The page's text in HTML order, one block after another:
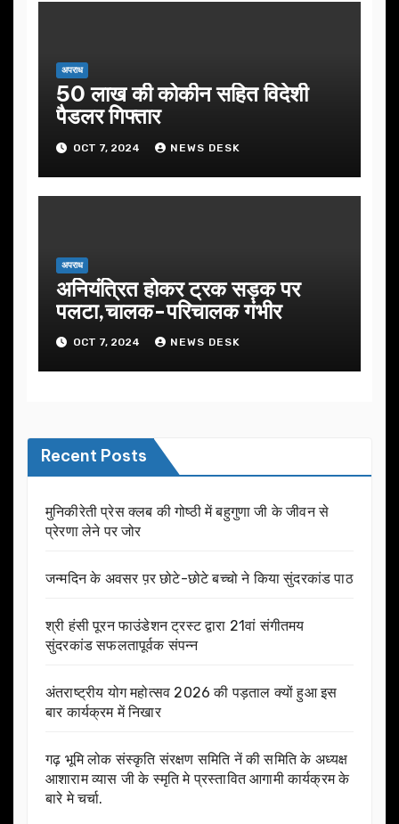
अपराध
50 लाख की कोकीन सहित विदेशी
पैडलर गिफ्तार
OCT 7, 2024 NEWS DESK
अपराध
अनियंत्रित होकर ट्रक सड़क पर
पलटा,चालक-परिचालक गंभीर
OCT 7, 2024 NEWS DESK
Recent Posts
मुनिकीरेती प्रेस क्लब की गोष्ठी में बहुगुणा जी के जीवन से
प्रेरणा लेने पर जोर
जन्मदिन के अवसर प़र छोटे-छोटे बच्चो ने किया सुंदरकांड पाठ
श्री हंसी पूरन फाउंडेशन ट्रस्ट द्वारा 21वां संगीतमय
सुंदरकांड सफलतापूर्वक संपन्न
अंतराष्ट्रीय योग महोत्सव 2026 की पड़ताल क्यों हुआ इस
बार कार्यक्रम में निखार
गढ़ भूमि लोक संस्कृति संरक्षण समिति नें की समिति के अध्यक्ष
आशाराम व्यास जी के स्मृति मे प्रस्तावित आगामी कार्यक्रम के
बारे मे चर्चा.